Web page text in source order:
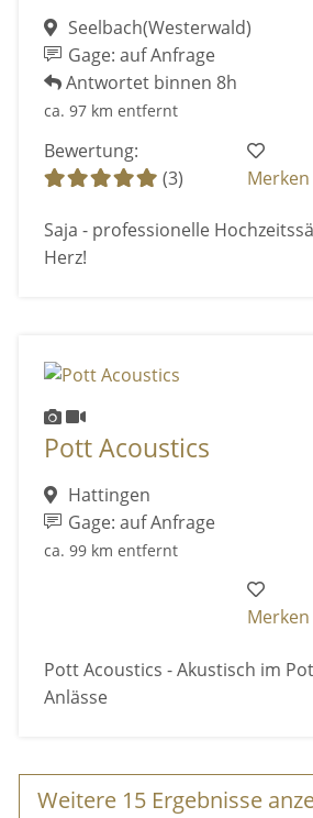
Seelbach(Westerwald)
Gage: auf Anfrage
Antwortet binnen 8h
ca. 97 km entfernt
Bewertung:
(3)
Merken
Saja - professionelle
Herz!
Pott Acoustics
Hattingen
Gage: auf Anfrage
ca. 99 km entfernt
Merken
Pott Acoustics - Akustisch im
Anlässe
Weitere 15 Ergebnisse